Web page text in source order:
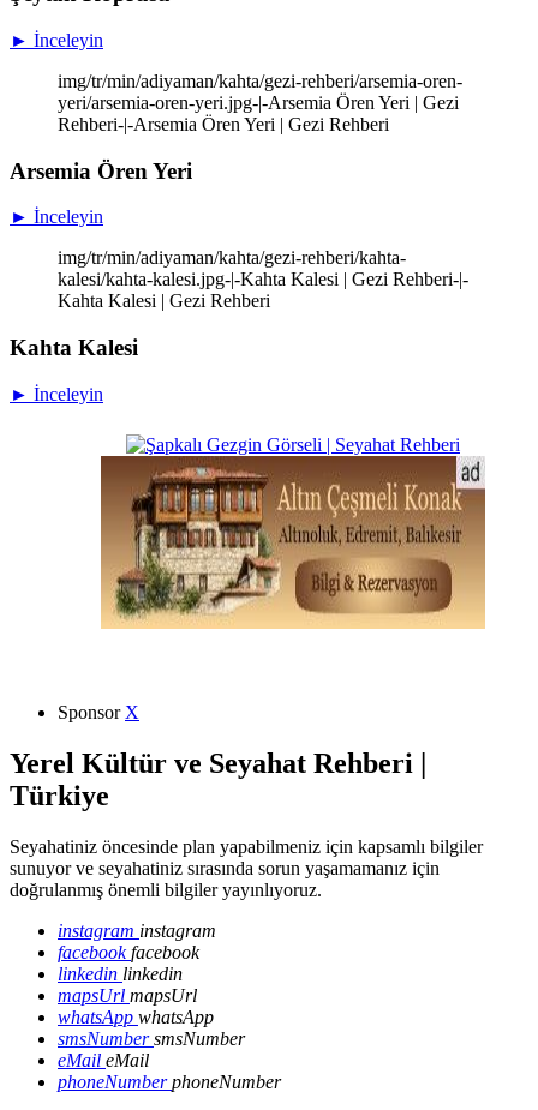
► İnceleyin
img/tr/min/adiyaman/kahta/gezi-rehberi/arsemia-oren-
yeri/arsemia-oren-yeri.jpg-|-Arsemia Ören Yeri | Gezi
Rehberi-|-Arsemia Ören Yeri | Gezi Rehberi
Arsemia Ören Yeri
► İnceleyin
img/tr/min/adiyaman/kahta/gezi-rehberi/kahta-
kalesi/kahta-kalesi.jpg-|-Kahta Kalesi | Gezi Rehberi-|-
Kahta Kalesi | Gezi Rehberi
Kahta Kalesi
► İnceleyin
Sponsor X
Yerel Kültür ve Seyahat Rehberi |
Türkiye
Seyahatiniz öncesinde plan yapabilmeniz için kapsamlı bilgiler
sunuyor ve seyahatiniz sırasında sorun yaşamamanız için
doğrulanmış önemli bilgiler yayınlıyoruz.
instagram instagram
facebookfacebook
linkedin linkedin
mapsUrl mapsUrl
whatsApp whatsApp
smsNumbersmsNumber
eMail eMail
phoneNumberphoneNumber